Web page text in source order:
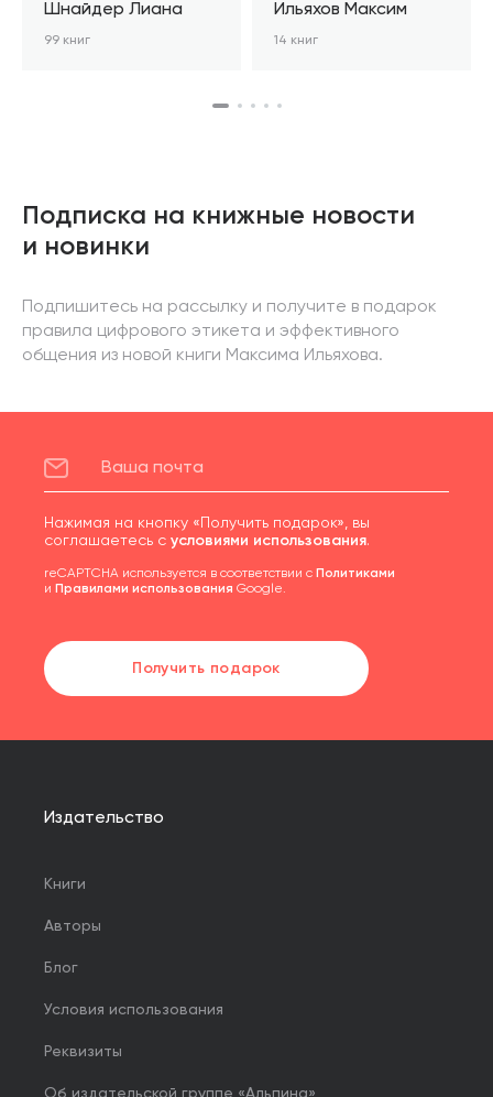
Шнайдер Лиана
99 книг
Ильяхов Максим
14 книг
Подписка на книжные новости
и новинки
Подпишитесь на рассылку и получите в подарок
правила цифрового этикета и эффективного
общения из новой книги Максима Ильяхова.
Нажимая на кнопку «Получить подарок», вы
соглашаетесь с условиями использования.
reCAPTCHA используется в соответствии с Политиками
и Правилами использования Google.
Получить подарок
Издательство
Книги
Авторы
Блог
Условия использования
Реквизиты
Об издательской группе «Альпина»